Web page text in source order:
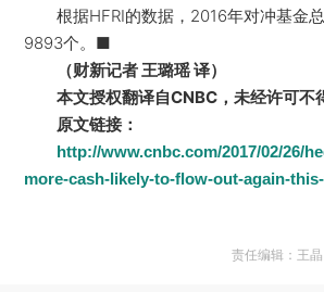
根据HFRI的数据，2016年对冲基金
9893个。■
（财新记者 王璐瑶 译）
本文授权翻译自CNBC，未经许可不
原文链接：
http://www.cnbc.com/2017/02/26/
more-cash-likely-to-flow-out-again-
责任编辑：王